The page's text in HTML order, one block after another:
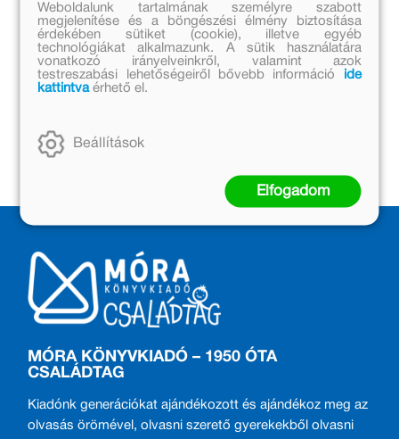
2022.
november
6.
csomag
MÓRA KÖNYVKIADÓ – 1950 ÓTA
CSALÁDTAG
Kiadónk generációkat ajándékozott és ajándékoz meg az
olvasás örömével, olvasni szerető gyerekekből olvasni
Weboldalunk tartalmának személyre szabott
megjelenítése és a böngészési élmény biztosítása
érdekében sütiket (cookie), illetve egyéb
technológiákat alkalmazunk. A sütik használatára
vonatkozó irányelveinkről, valamint azok
testreszabási lehetőségeiről bővebb információ
ide
kattintvaérhető el.
Beállítások
Elfogadom